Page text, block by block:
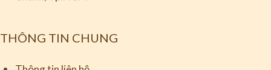
THÔNG TIN CHUNG